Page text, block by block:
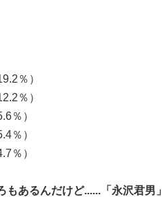
％）
％）
％）
％）
％）
あるんだけど......「永沢君男」